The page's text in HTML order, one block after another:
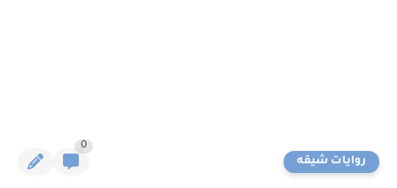
روايات شيقه
0